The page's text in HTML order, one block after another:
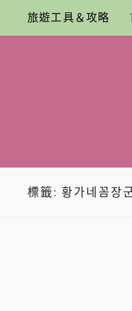
content
旅遊工具＆攻略
標籤: 황가네꼼장